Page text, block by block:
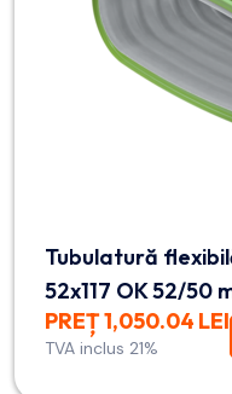
Tubulatură
52x117 OK 52/50
PREȚ 1,050.04 LEI
TVA inclus 21%